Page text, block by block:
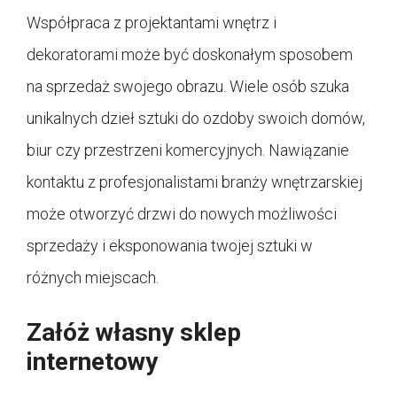
Współpraca z projektantami wnętrz i
dekoratorami może być doskonałym sposobem
na sprzedaż swojego obrazu. Wiele osób szuka
unikalnych dzieł sztuki do ozdoby swoich domów,
biur czy przestrzeni komercyjnych. Nawiązanie
kontaktu z profesjonalistami branży wnętrzarskiej
może otworzyć drzwi do nowych możliwości
sprzedaży i eksponowania twojej sztuki w
różnych miejscach.
Załóż własny sklep
internetowy